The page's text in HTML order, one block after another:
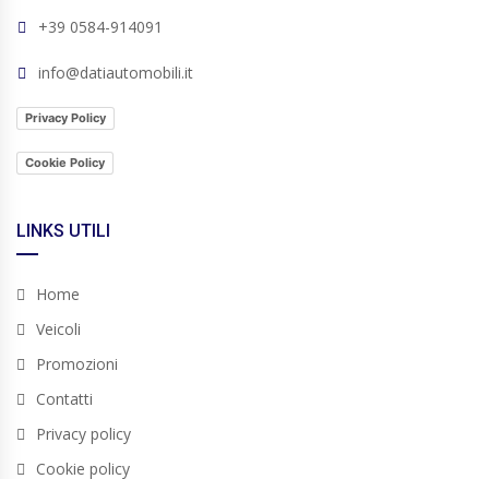
+39 0584-914091
info@datiautomobili.it
Privacy Policy
Cookie Policy
LINKS UTILI
Home
Veicoli
Promozioni
Contatti
Privacy policy
Cookie policy